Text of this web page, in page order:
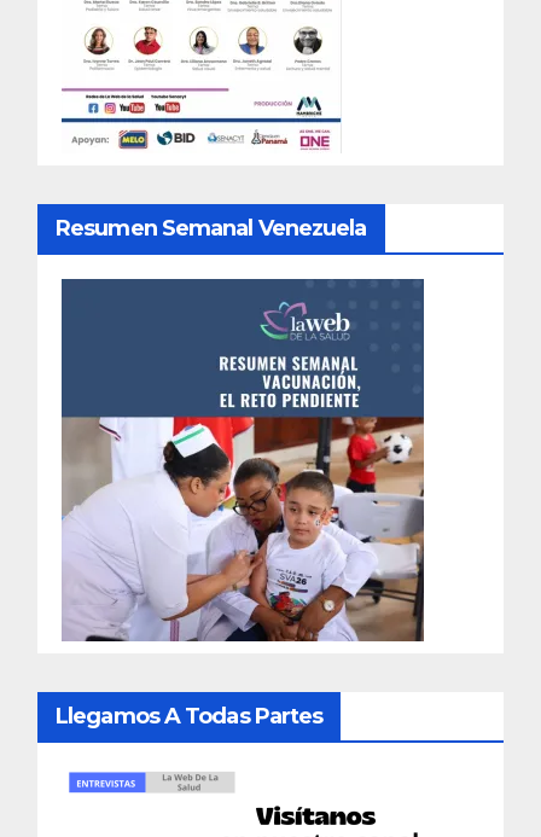
Resumen Semanal Venezuela
Llegamos A Todas Partes